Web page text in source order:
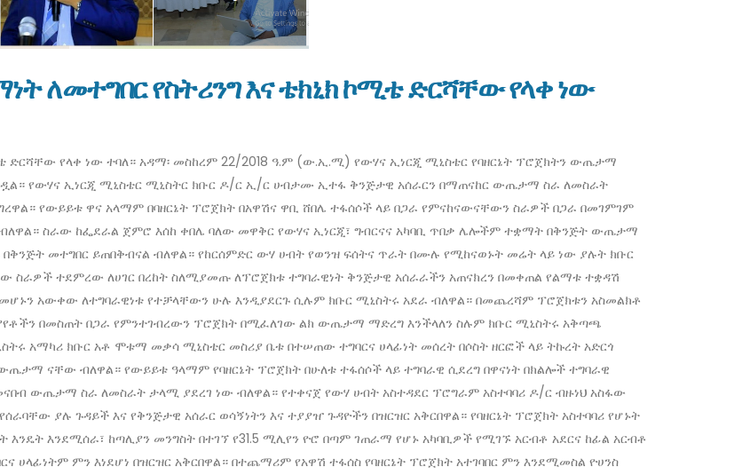
ለመተግበር የስትሪንግ እና ቴክኒክ ኮሚቴ ድርሻቸው የላቀ ነው
ድርሻቸው የላቀ ነው ተባለ። አዳማ፡ መስከረም 22/2018 ዓ.ም (ው.ኢ.ሚ) የውሃና ኢነርጂ ሚኒስቴር የባዘርኔት ፕሮጀክትን ውጤታማ
የውሃና ኢነርጂ ሚኒስቴር ሚኒስትር ክቡር ዶ/ር ኢ/ር ሀብታሙ ኢተፋ ቅንጅታዊ አሰራርን በማጠናከር ውጤታማ ስራ ለመስራት
የውይይቱ ዋና አላማም በባዘርኔት ፕሮጀክት በአዋሽና ዋቢ ሸበሌ ተፋሰሶች ላይ በጋራ የምናከናውናቸውን ስራዎች በጋራ በመገምገም
ስራው ከፌደራል ጀምሮ እሰከ ቀበሌ ባለው መዋቅር የውሃና ኢነርጂ፣ ግብርናና አካባቢ ጥበቃ ሌሎችም ተቋማት በቅንጅት ውጤታማ
መተግበር ይጠበቅብናል ብለዋል። የከርሰምድር ውሃ ሀብት የወንዝ ፍሰትና ጥራት በሙሉ የሚከናወኑት መሬት ላይ ነው ያሉት ክቡር
ስራዎች ተደምረው ለሀገር በረከት ስለሚያመጡ ለፕሮጀክቱ ተግባራዊነት ቅንጅታዊ አሰራራችን አጠናክረን በመቀጠል የልማቱ ተቋዳሽ
አውቀው ለተግባራዊነቱ የተቻላቸውን ሁሉ እንዲያደርጉ ሲሉም ክቡር ሚኒስትሩ አደራ ብለዋል። በመጨረሻም ፕሮጀክቱን አስመልክቶ
በመስጠት በጋራ የምንተገብረውን ፕሮጀክት በሚፈለገው ልክ ውጤታማ ማድረግ እንችላለን ስሉም ክቡር ሚኒስትሩ አቅጣጫ
አማካሪ ክቡር አቶ ሞቱማ መቃሳ ሚኒስቴር መስሪያ ቤቱ በተሠጠው ተግባርና ሀላፊነት መሰረት በሶስት ዘርፎች ላይ ትኩረት አድርጎ
ናቸው ብለዋል። የውይይቱ ዓላማም የባዘርኔት ፕሮጀክት በሁለቱ ተፋሰሶች ላይ ተግባራዊ ሲደረግ በዋናነት በክልሎች ተግባራዊ
ውጤታማ ስራ ለመስራት ታላሚ ያደረገ ነው ብለዋል። የተቀናጀ የውሃ ሀብት አስተዳደር ፕሮግራም አስተባባሪ ዶ/ር ብዙነህ አስፋው
ያሉ ጉዳይች እና የቅንጅታዊ አሰራር ወሳኝነትን እና ተያያዠ ጉዳዮችን በዝርዝር አቅርበዋል። የባዘርኔት ፕሮጀክት አስተባባሪ የሆኑት
እንደሚሰራ፣ ከጣሊያን መንግስት በተገኘ የ31.5 ሚሊየን ዮሮ በጣም ገጠራማ የሆኑ አካባቢዎች የሚገኙ አርብቶ አደርና ከፊል አርብቶ
ሀላፊነትም ምን እነደሆነ በዝርዝር አቅርበዋል። በተጨማሪም የአዋሽ ተፋሰስ የባዘርኔት ፕሮጀክት አተገባበር ምን እንደሚመስል ዮሀንስ